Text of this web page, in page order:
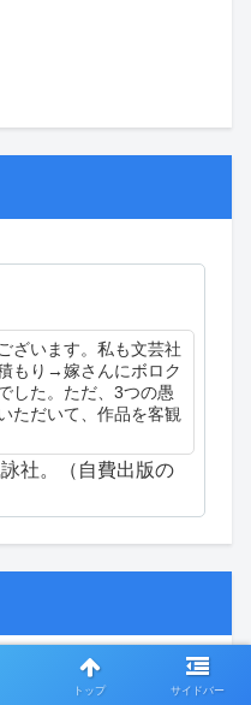
ざいます。私も文芸社
もり→嫁さんにボロク
した。ただ、3つの愚
ただいて、作品を客観
社。（自費出版の
精神病患者の日常
トップ サイドバー